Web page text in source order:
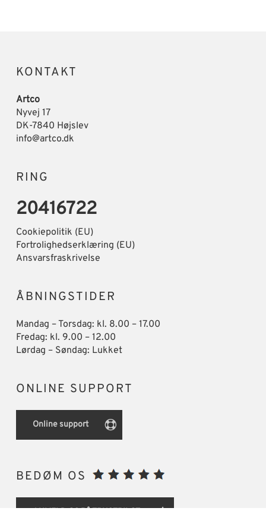
KONTAKT
Artco
Nyvej 17
DK-7840 Højslev
info@artco.dk
RING
20416722
Cookiepolitik (EU)
Fortrolighedserklæring (EU)
Ansvarsfraskrivelse
ÅBNINGSTIDER
Mandag – Torsdag: kl. 8.00 – 17.00
Fredag: kl. 9.00 – 12.00
Lørdag – Søndag: Lukket
ONLINE SUPPORT
Online support
BEDØM OS